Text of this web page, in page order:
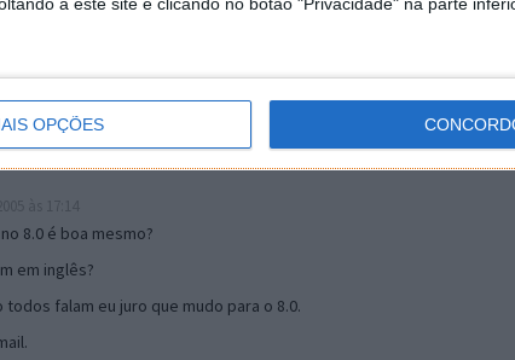
OPÇÕES
8.0 é boa mesmo?
em inglês?
falam eu juro que mudo para o 8.0.